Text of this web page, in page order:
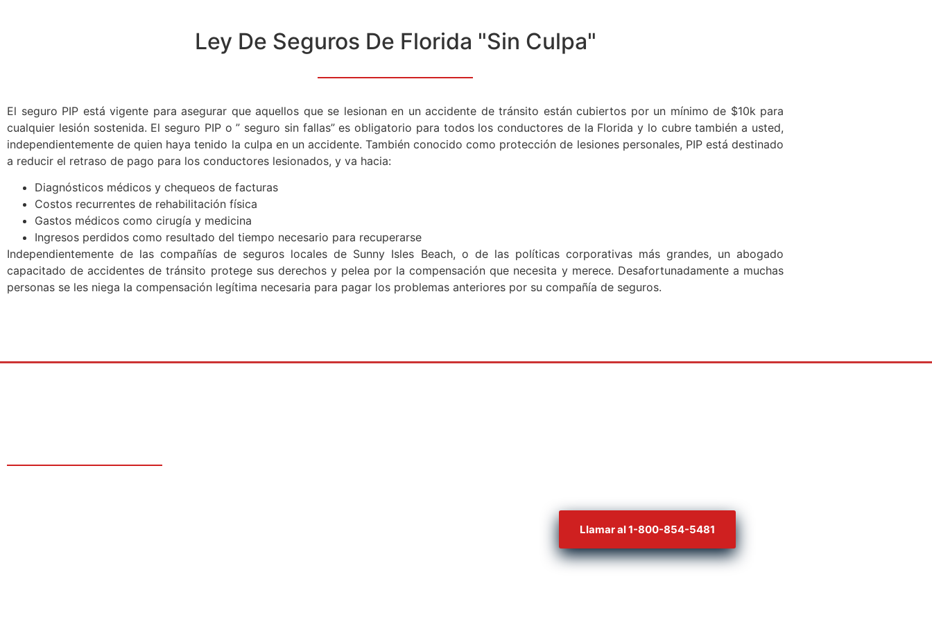
Ley De Seguros De Florida "Sin Culpa"
El seguro PIP está vigente para asegurar que aquellos que se lesionan en un accidente de tránsito están cubiertos por un mínimo de $10k para
cualquier lesión sostenida. El seguro PIP o ” seguro sin fallas” es obligatorio para todos los conductores de la Florida y lo cubre también a usted,
independientemente de quien haya tenido la culpa en un accidente. También conocido como protección de lesiones personales, PIP está destinado
a reducir el retraso de pago para los conductores lesionados, y va hacia:
Diagnósticos médicos y chequeos de facturas
Costos recurrentes de rehabilitación física
Gastos médicos como cirugía y medicina
Ingresos perdidos como resultado del tiempo necesario para recuperarse
Independientemente de las compañías de seguros locales de Sunny Isles Beach, o de las políticas corporativas más grandes, un abogado
capacitado de accidentes de tránsito protege sus derechos y pelea por la compensación que necesita y merece. Desafortunadamente a muchas
personas se les niega la compensación legítima necesaria para pagar los problemas anteriores por su compañía de seguros.
Llamar al 1-800-854-5481